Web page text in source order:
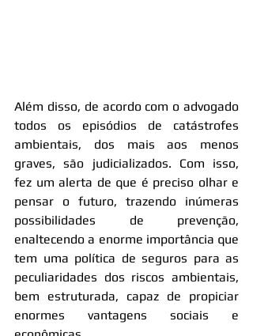
Além disso, de acordo com o advogado
todos os episódios de catástrofes
ambientais, dos mais aos menos
graves, são judicializados. Com isso,
fez um alerta de que é preciso olhar e
pensar o futuro, trazendo inúmeras
possibilidades de prevenção,
enaltecendo a enorme importância que
tem uma política de seguros para as
peculiaridades dos riscos ambientais,
bem estruturada, capaz de propiciar
enormes vantagens sociais e